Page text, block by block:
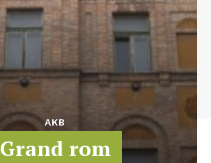
AKB
Grand rom